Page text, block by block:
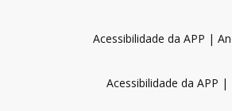
Acessibilidade da APP |
Acessibilidade da APP |